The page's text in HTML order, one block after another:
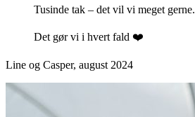
Tusinde tak – det vil vi meget gerne.
Det gør vi i hvert fald ❤️
Line og Casper, august 2024